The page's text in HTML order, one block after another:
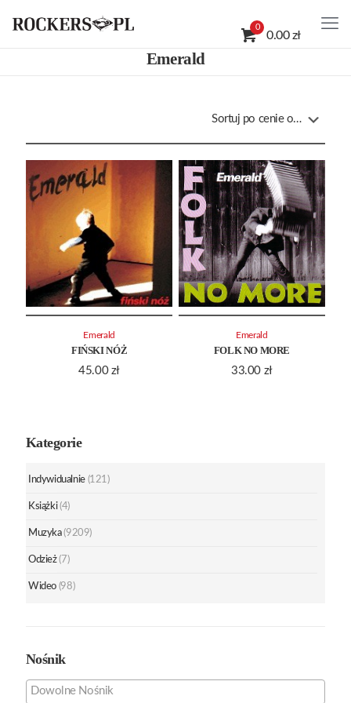
0
0.00 zł
Emerald
FIŃSKI NÓŻ
45.00 zł
Emerald
FOLK NO MORE
33.00 zł
Emerald
Kategorie
Indywidualnie (121)
Książki (4)
Muzyka (9209)
Odzież (7)
Wideo (98)
Nośnik